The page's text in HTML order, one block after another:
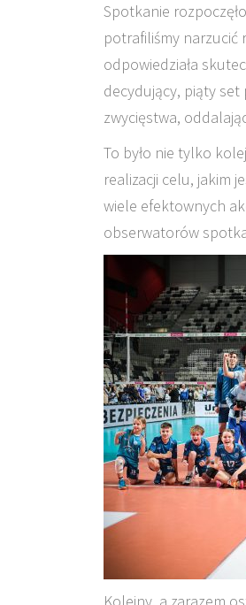
Spotkanie
potrafiliśmy narzucić
odpowiedziała
decydujący, piąty set
zwycięstwa,
To było nie tylko
realizacji celu, jakim
wiele efektownych
obserwatorów